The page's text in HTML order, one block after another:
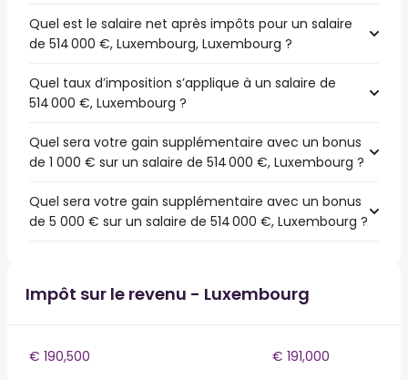
Quel est le salaire net après impôts pour un salaire
de 514 000 €, Luxembourg, Luxembourg ?
Quel taux d’imposition s’applique à un salaire de
514 000 €, Luxembourg ?
Quel sera votre gain supplémentaire avec un bonus
de 1 000 € sur un salaire de 514 000 €, Luxembourg ?
Quel sera votre gain supplémentaire avec un bonus
de 5 000 € sur un salaire de 514 000 €, Luxembourg ?
Impôt sur le revenu - Luxembourg
€ 190,500
€ 191,000